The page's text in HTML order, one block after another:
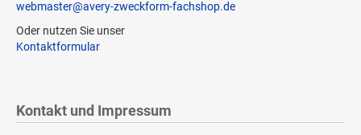
webmaster@avery-zweckform-fachshop.de
Oder nutzen Sie unser
Kontaktformular
Kontakt und Impressum